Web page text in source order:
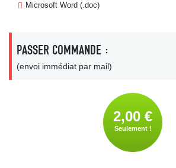
Microsoft Word (.doc)
PASSER COMMANDE :
(envoi immédiat par mail)
2,00 €
Seulement !